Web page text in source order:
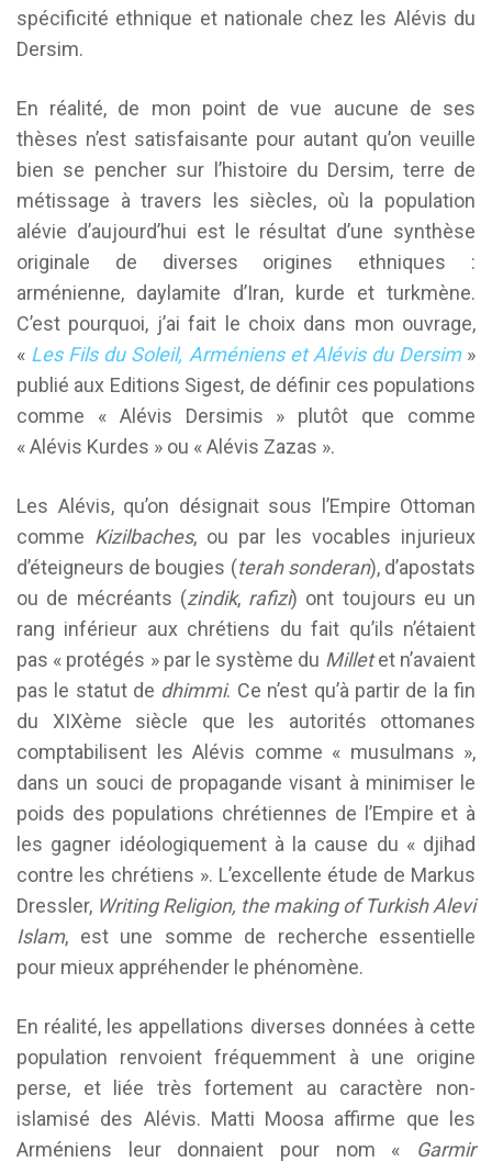
spécificité ethnique et nationale chez les Alévis du
Dersim.
En réalité, de mon point de vue aucune de ses
thèses n’est satisfaisante pour autant qu’on veuille
bien se pencher sur l’histoire du Dersim, terre de
métissage à travers les siècles, où la population
alévie d’aujourd’hui est le résultat d’une synthèse
originale de diverses origines ethniques :
arménienne, daylamite d’Iran, kurde et turkmène.
C’est pourquoi, j’ai fait le choix dans mon ouvrage,
« Les Fils du Soleil, Arméniens et Alévis du Dersim »
publié aux Editions Sigest, de définir ces populations
comme « Alévis Dersimis » plutôt que comme
« Alévis Kurdes » ou « Alévis Zazas ».
Les Alévis, qu’on désignait sous l’Empire Ottoman
comme Kizilbaches, ou par les vocables injurieux
d’éteigneurs de bougies (terah sonderan), d’apostats
ou de mécréants (zindik, rafizi) ont toujours eu un
rang inférieur aux chrétiens du fait qu’ils n’étaient
pas « protégés » par le système du Milletet n’avaient
pas le statut de dhimmi. Ce n’est qu’à partir de la fin
du XIXème siècle que les autorités ottomanes
comptabilisent les Alévis comme « musulmans »,
dans un souci de propagande visant à minimiser le
poids des populations chrétiennes de l’Empire et à
les gagner idéologiquement à la cause du « djihad
contre les chrétiens ». L’excellente étude de Markus
Dressler, Writing Religion, the making of Turkish Alevi
Islam, est une somme de recherche essentielle
pour mieux appréhender le phénomène.
En réalité, les appellations diverses données à cette
population renvoient fréquemment à une origine
perse, et liée très fortement au caractère non-
islamisé des Alévis. Matti Moosa affirme que les
Arméniens leur donnaient pour nom « Garmir